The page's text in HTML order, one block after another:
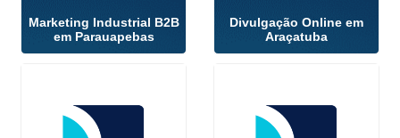
Marketing Industrial B2B
em Parauapebas
Divulgação Online em
Araçatuba